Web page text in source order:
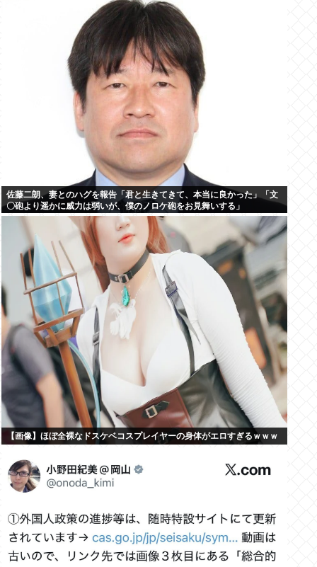
佐藤二朗、妻とのハグを報告「君と生きてきて、本当に良かった」「文
〇砲より遥かに威力は弱いが、僕のノロケ砲をお見舞いする」
【画像】ほぼ全裸なドスケベコスプレイヤーの身体がエロすぎるｗｗｗ